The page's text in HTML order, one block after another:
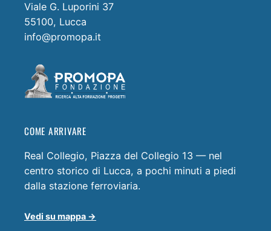
Viale G. Luporini 37
55100, Lucca
info@promopa.it
COME ARRIVARE
Real Collegio, Piazza del Collegio 13 — nel
centro storico di Lucca, a pochi minuti a piedi
dalla stazione ferroviaria.
Vedi su mappa →